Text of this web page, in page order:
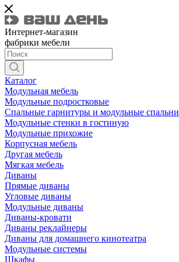
Интернет-магазин
фабрики мебели
Каталог
Модульная мебель
Модульные подростковые
Спальные гарнитуры и модульные спальни
Модульные стенки в гостиную
Модульные прихожие
Корпусная мебель
Другая мебель
Мягкая мебель
Диваны
Прямые диваны
Угловые диваны
Модульные диваны
Диваны-кровати
Диваны реклайнеры
Диваны для домашнего кинотеатра
Модульные системы
Шкафы